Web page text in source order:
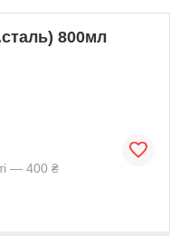
800мл
— 400 ₴